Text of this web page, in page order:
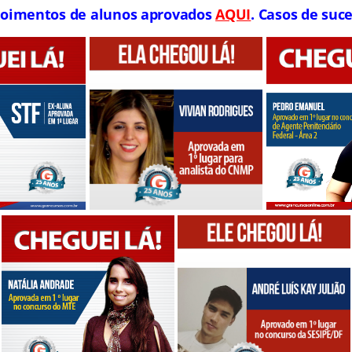
de alunos aprovadosAQUI. Casos de